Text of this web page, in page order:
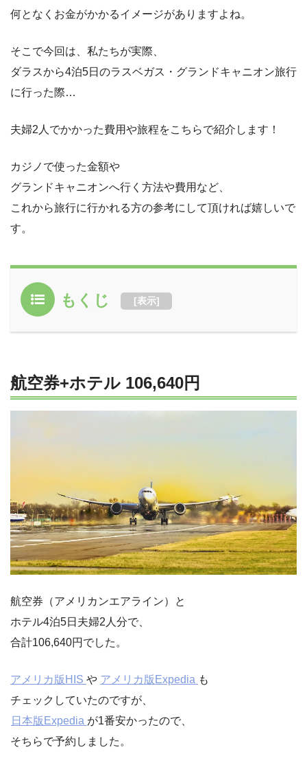
何となくお金がかかるイメージがありますよね。
そこで今回は、私たちが実際、
ダラスから4泊5日のラスベガス・グランドキャニオン旅行
に行った際…
夫婦2人でかかった費用や旅程をこちらで紹介します！
カジノで使った金額や
グランドキャニオンへ行く方法や費用など、
これから旅行に行かれる方の参考にして頂ければ嬉しいで
す。
もくじ [表示]
航空券+ホテル 106,640円
航空券（アメリカンエアライン）と
ホテル4泊5日夫婦2人分で、
合計106,640円でした。
アメリカ版HIS や アメリカ版Expedia も
チェックしていたのですが、
日本版Expedia が1番安かったので、
そちらで予約しました。